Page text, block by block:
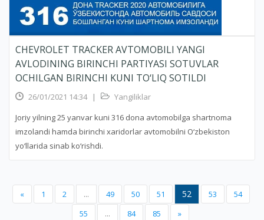
CHEVROLET TRACKER AVTOMOBILI YANGI
AVLODINING BIRINCHI PARTIYASI SOTUVLAR
OCHILGAN BIRINCHI KUNI TO‘LIQ SOTILDI
26/01/2021 14:34 |
Yangiliklar
Joriy yilning 25 yanvar kuni 316 dona avtomobilga shartnoma
imzolandi hamda birinchi xaridorlar avtomobilni O‘zbekiston
yo‘llarida sinab ko‘rishdi.
« 1 2 ... 49 50 51 52 53
54
55
... 84 85 »